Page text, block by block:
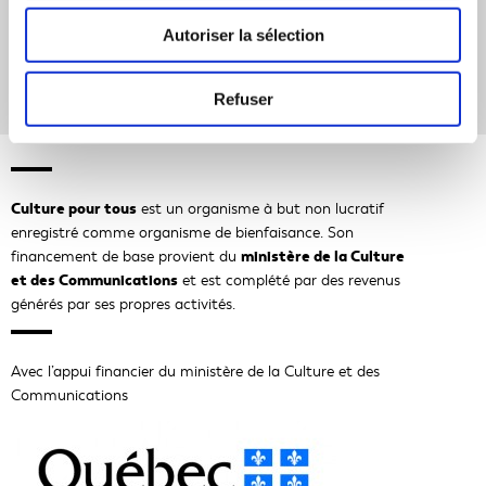
Autoriser la sélection
Refuser
Culture pour tous est un organisme à but non lucratif
enregistré comme organisme de bienfaisance. Son
financement de base provient du ministère de la Culture
et des Communications et est complété par des revenus
générés par ses propres activités.
Avec l’appui financier du ministère de la Culture et des
Communications